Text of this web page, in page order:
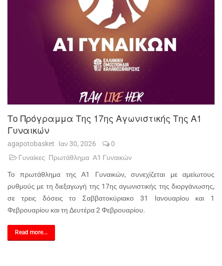
Το Πρόγραμμα Της 17ης Αγωνιστικής Της Α1
Γυναικών
agapotobasket Ιαν 30, 2026
0
Γυναίκες Πρωτάθλημα Α1 Γυναικών
Το πρωτάθλημα της Α1 Γυναικών, συνεχίζεται με αμείωτους
ρυθμούς με τη διεξαγωγή της 17ης αγωνιστικής της διοργάνωσης,
σε τρεις δόσεις το Σαββατοκύριακο 31 Ιανουαρίου και 1
Φεβρουαρίου και τη Δευτέρα 2 Φεβρουαρίου.
Read more...